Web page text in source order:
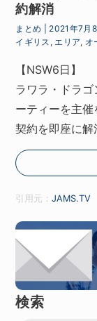
約解消
まとめ
2021年7月8
イギリス , エリア, オ
【NSW6日
ラワラ・ドラ
ーティーを主
契約を即座に
引用元：JAMS.TV
検索